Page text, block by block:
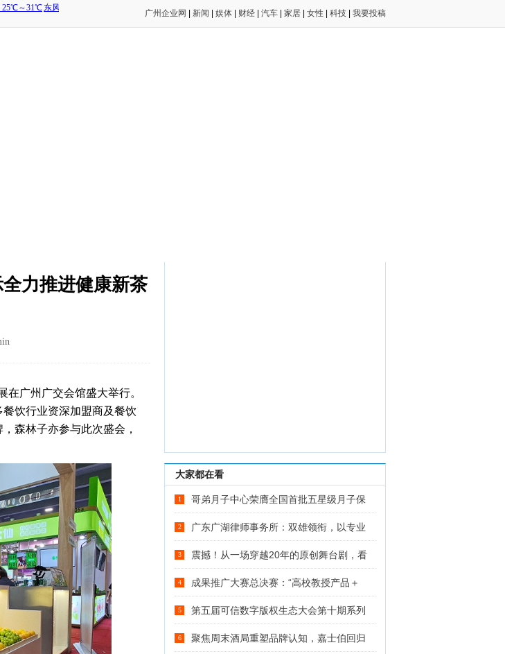
广州企业网 新闻 娱体 财经 汽车 家居 女性 科技 我要投稿
力推进健康新茶
在广州广交会馆盛大举行。
饮行业资深加盟商及餐饮
森林子亦参与此次盛会，
大家都在看
1 哥弟月子中心荣膺全国首批五星级月子保
2 广东广湖律师事务所：双雄领衔，以专业
3 震撼！从一场穿越20年的原创舞台剧，看
4 成果推广大赛总决赛：“高校教授产品＋
5 第五届可信数字版权生态大会第十期系列
6 聚焦周末酒局重塑品牌认知，嘉士伯回归